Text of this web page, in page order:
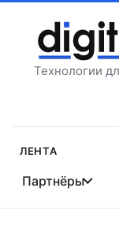
содержимому
Технологии
Лента
Партнёры